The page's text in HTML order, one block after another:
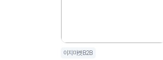
이지마켓B2B